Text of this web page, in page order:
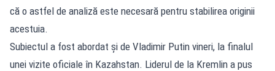
că o astfel de analiză este necesară pentru stabilirea originii
acestuia.
Subiectul a fost abordat și de Vladimir Putin vineri, la finalul
unei vizite oficiale în Kazahstan. Liderul de la Kremlin a pus